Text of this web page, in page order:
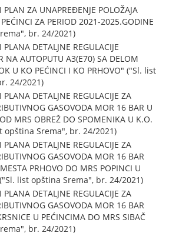
ZA UNAPREĐENJE POLOŽAJA
ZA PERIOD 2021-2025.GODINE
br. 24/2021)
DETALJNE REGULACIJE
NA AUTOPUTU A3(E70) SA DELOM
U KO PEĆINCI I KO PRHOVO" ("Sl. list
24/2021)
DETALJNE REGULACIJE ZA
GASOVODA MOR 16 BAR U
MRS OBREŽ DO SPOMENIKA U K.O.
opština Srema", br. 24/2021)
DETALJNE REGULACIJE ZA
GASOVODA MOR 16 BAR
PRHOVO DO MRS POPINCI U
("Sl. list opština Srema", br. 24/2021)
DETALJNE REGULACIJE ZA
GASOVODA MOR 16 BAR
U PEĆINCIMA DO MRS SIBAČ
br. 24/2021)